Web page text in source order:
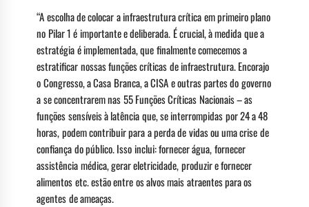
“A escolha de colocar a infraestrutura crítica em primeiro plano
no Pilar 1 é importante e deliberada. É crucial, à medida que a
estratégia é implementada, que finalmente comecemos a
estratificar nossas funções críticas de infraestrutura. Encorajo
o Congresso, a Casa Branca, a CISA e outras partes do governo
a se concentrarem nas 55 Funções Críticas Nacionais – as
funções sensíveis à latência que, se interrompidas por 24 a 48
horas, podem contribuir para a perda de vidas ou uma crise de
confiança do público. Isso inclui: fornecer água, fornecer
assistência médica, gerar eletricidade, produzir e fornecer
alimentos etc. estão entre os alvos mais atraentes para os
agentes de ameaças.